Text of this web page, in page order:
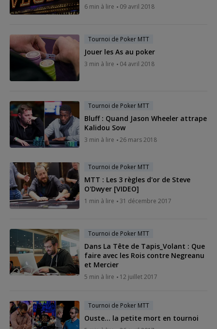
6 min à lire 09 avril 2018
Tournoi de Poker MTT
Jouer les As au poker
3 min à lire 04 avril 2018
Tournoi de Poker MTT
Bluff : Quand Jason Wheeler attrape
Kalidou Sow
3 min à lire 26 mars 2018
Tournoi de Poker MTT
MTT : Les 3 règles d'or de Steve
O'Dwyer [VIDEO]
1 min à lire 31 décembre 2017
Tournoi de Poker MTT
Dans La Tête de Tapis_Volant : Que
faire avec les Rois contre Negreanu
et Mercier
5 min à lire 12 juillet 2017
Tournoi de Poker MTT
Ouste... la petite mort en tournoi